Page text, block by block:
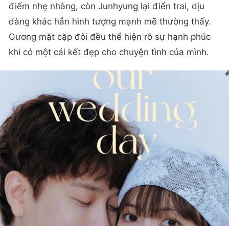
điểm nhẹ nhàng, còn Junhyung lại điển trai, dịu
dàng khác hẳn hình tượng mạnh mẽ thường thấy.
Gương mặt cặp đôi đều thể hiện rõ sự hạnh phúc
khi có một cái kết đẹp cho chuyện tình của mình.